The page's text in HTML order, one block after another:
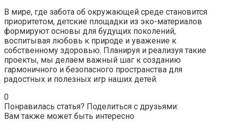
В мире, где забота об окружающей среде становится
приоритетом, детские площадки из эко-материалов
формируют основы для будущих поколений,
воспитывая любовь к природе и уважение к
собственному здоровью. Планируя и реализуя такие
проекты, мы делаем важный шаг к созданию
гармоничного и безопасного пространства для
радостных и полезных игр наших детей.
0
Понравилась статья? Поделиться с друзьями:
Вам также может быть интересно